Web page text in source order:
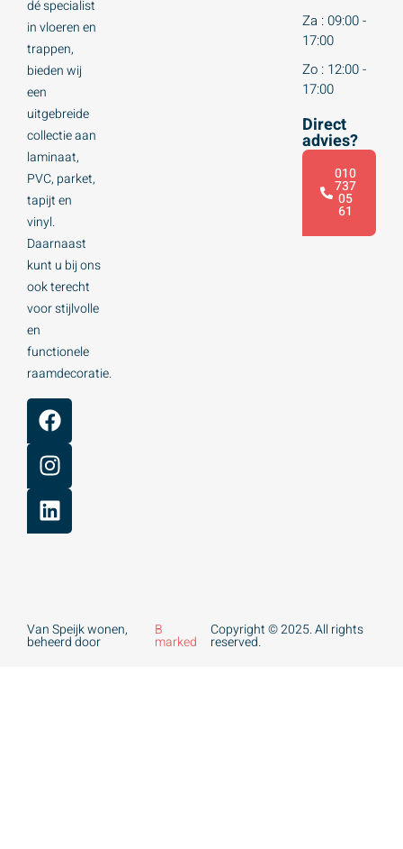
dé specialist
in vloeren en
trappen,
bieden wij
een
uitgebreide
collectie aan
laminaat,
PVC, parket,
tapijt en
vinyl.
Daarnaast
kunt u bij ons
ook terecht
voor stijlvolle
en
functionele
raamdecoratie.
Za : 09:00 -
17:00
Zo : 12:00 -
17:00
Direct
advies?
010
737
05
61
Van Speijk wonen,
beheerd door
B
marked
Copyright © 2025. All rights
reserved.